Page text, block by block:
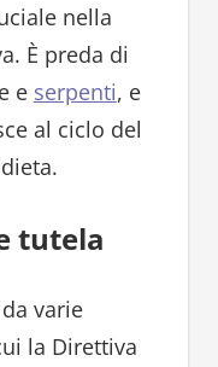
nella
È preda di
e serpenti, e
al ciclo del
tutela
varie
la Direttiva